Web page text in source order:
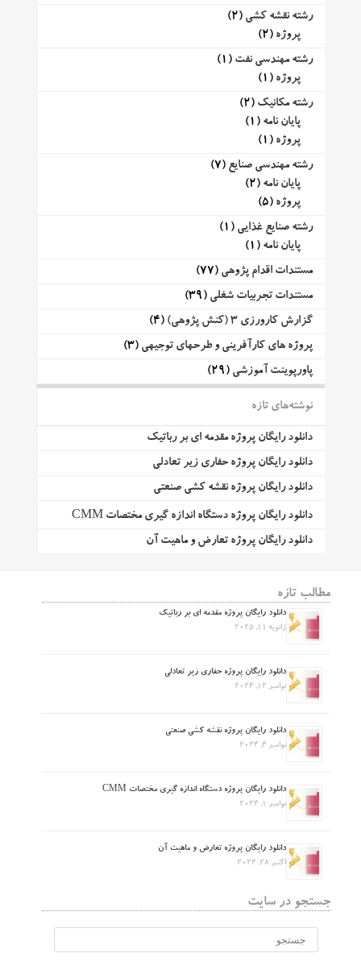
رشته نقشه کشی (2)
پروژه (2)
رشته مهندسی نفت (1)
پروژه (1)
رشته مکانیک (2)
پایان نامه (1)
پروژه (1)
رشته مهندسی صنایع (7)
پایان نامه (2)
پروژه (5)
رشته صنایع غذایی (1)
پایان نامه (1)
مستندات اقدام پژوهی (77)
مستندات تجربیات شغلی (39)
گزارش کارورزی 3 (کنش پژوهی)
(4)
پروژه های کارآفرینی و طرحهای توجیهی (3)
پاورپوینت آموزشی (29)
نوشته‌های تازه
دانلود رایگان پروژه مقدمه ای بر رباتیک
دانلود رایگان پروژه حفاری زیر تعادلی
دانلود رایگان پروژه نقشه کشی صنعتی
دانلود رایگان پروژه دستگاه اندازه گیری مختصات CMM
دانلود رایگان پروژه تعارض و ماهیت آن
مطالب تازه
دانلود رایگان پروژه مقدمه ای بر رباتیک
ژانویه 11, 2025
دانلود رایگان پروژه حفاری زیر تعادلی
نوامبر 12, 2024
دانلود رایگان پروژه نقشه کشی صنعتی
نوامبر 4, 2024
دانلود رایگان پروژه دستگاه اندازه گیری مختصات CMM
نوامبر 1, 2024
دانلود رایگان پروژه تعارض و ماهیت آن
اکتبر 28, 2024
جستجو در سایت